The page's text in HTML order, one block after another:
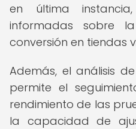
en última
informadas sobre
conversión en tiendas
Además, el análisis
permite el
rendimiento de las
la capacidad de